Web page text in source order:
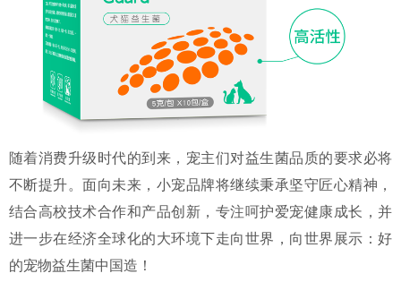
随着消费升级时代的到来，宠主们对益生菌品质的要求必将
不断提升。面向未来，小宠品牌将继续秉承坚守匠心精神，
结合高校技术合作和产品创新，专注呵护爱宠健康成长，并
进一步在经济全球化的大环境下走向世界，向世界展示：好
的宠物益生菌中国造！